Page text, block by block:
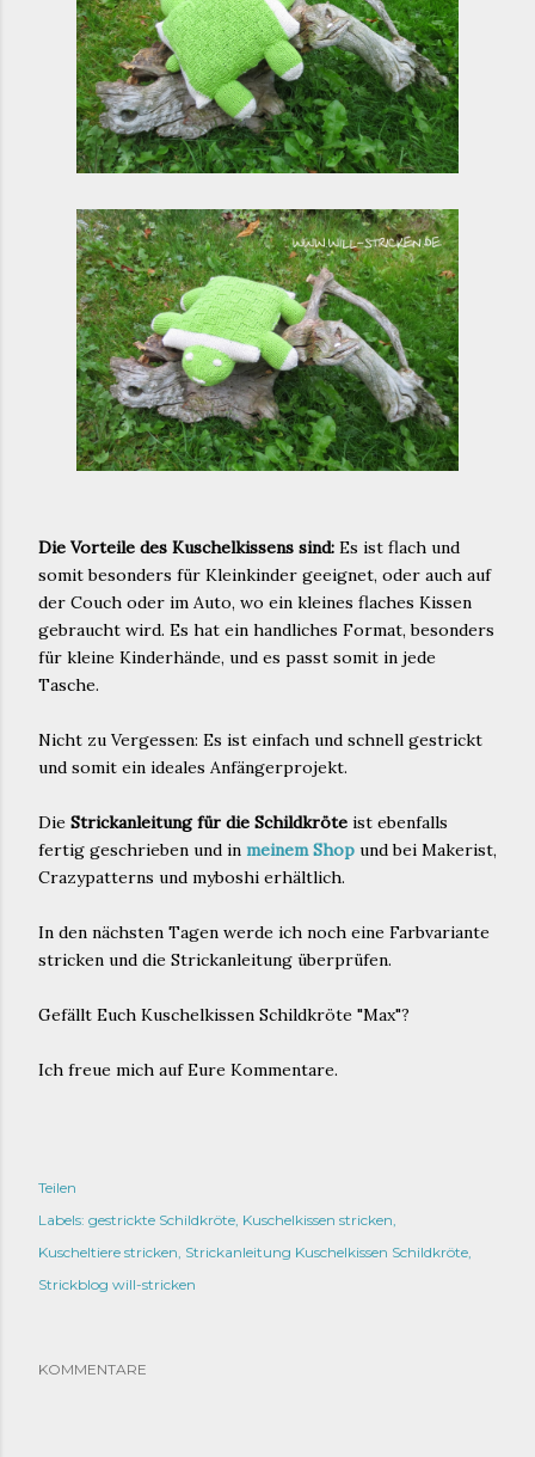
Die Vorteile des Kuschelkissens sind: Es ist flach und
somit besonders für Kleinkinder geeignet, oder auch auf
der Couch oder im Auto, wo ein kleines flaches Kissen
gebraucht wird. Es hat ein handliches Format, besonders
für kleine Kinderhände, und es passt somit in jede
Tasche.
Nicht zu Vergessen: Es ist einfach und schnell gestrickt
und somit ein ideales Anfängerprojekt.
Die Strickanleitung für die Schildkröte ist ebenfalls
fertig geschrieben und in meinem Shop und bei Makerist,
Crazypatterns und myboshi erhältlich.
In den nächsten Tagen werde ich noch eine Farbvariante
stricken und die Strickanleitung überprüfen.
Gefällt Euch Kuschelkissen Schildkröte "Max"?
Ich freue mich auf Eure Kommentare.
Teilen
Labels: gestrickte Schildkröte Kuschelkissen stricken
Kuscheltiere stricken Strickanleitung Kuschelkissen Schildkröte
Strickblog will-stricken
KOMMENTARE